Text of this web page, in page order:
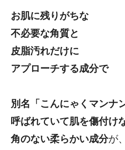
お肌に残りがちな
不必要な角質と
皮脂汚れだけに
アプローチする成分で
別名「こんにゃくマンナ
呼ばれていて肌を傷付け
角のない柔らかい成分が、